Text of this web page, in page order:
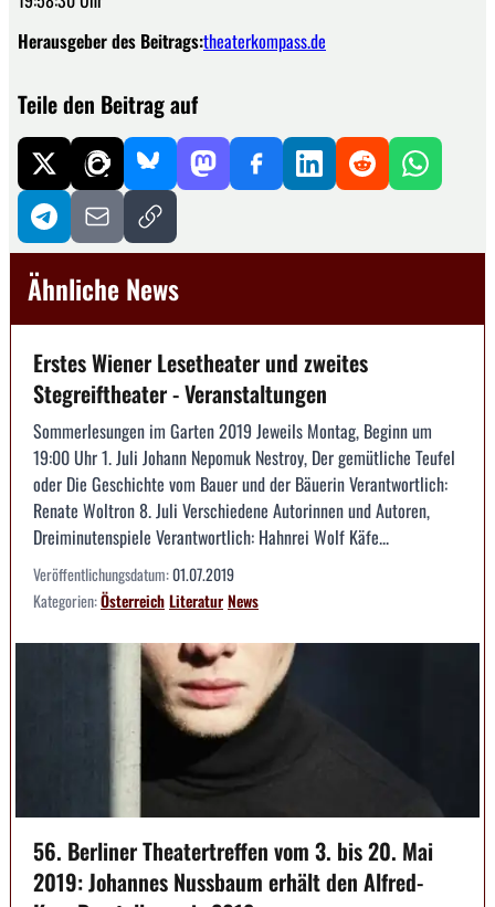
Herausgeber des Beitrags:theaterkompass.de
Teile den Beitrag auf
Ähnliche News
Erstes Wiener Lesetheater und zweites
Stegreiftheater - Veranstaltungen
Sommerlesungen im Garten 2019 Jeweils Montag, Beginn um
19:00 Uhr 1. Juli Johann Nepomuk Nestroy, Der gemütliche Teufel
oder Die Geschichte vom Bauer und der Bäuerin Verantwortlich:
Renate Woltron 8. Juli Verschiedene Autorinnen und Autoren,
Dreiminutenspiele Verantwortlich: Hahnrei Wolf Käfe...
Veröffentlichungsdatum:01.07.2019
Kategorien:ÖsterreichLiteraturNews
56. Berliner Theatertreffen vom 3. bis 20. Mai
2019: Johannes Nussbaum erhält den Alfred-